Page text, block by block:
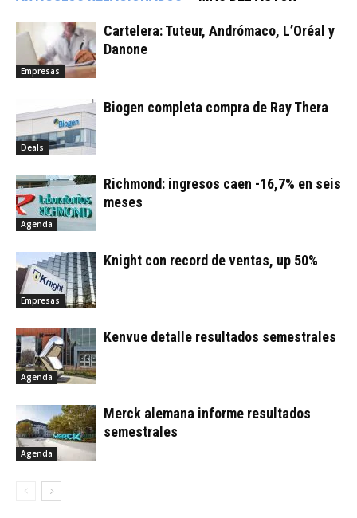
Empresas
Cartelera: Tuteur, Andrómaco, L’Oréal y
Danone
Deals
Biogen completa compra de Ray Thera
Agenda
Richmond: ingresos caen -16,7% en seis
meses
Empresas
Knight con record de ventas, up 50%
Agenda
Kenvue detalle resultados semestrales
Agenda
Merck alemana informe resultados
semestrales